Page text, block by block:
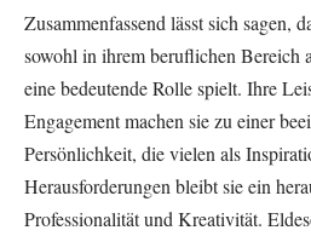
Zusammenfassend lässt sich sagen,
sowohl in ihrem beruflichen Bereich
eine bedeutende Rolle spielt. Ihre
Engagement machen sie zu einer
Persönlichkeit, die vielen als
Herausforderungen bleibt sie ein
Professionalität und Kreativität.